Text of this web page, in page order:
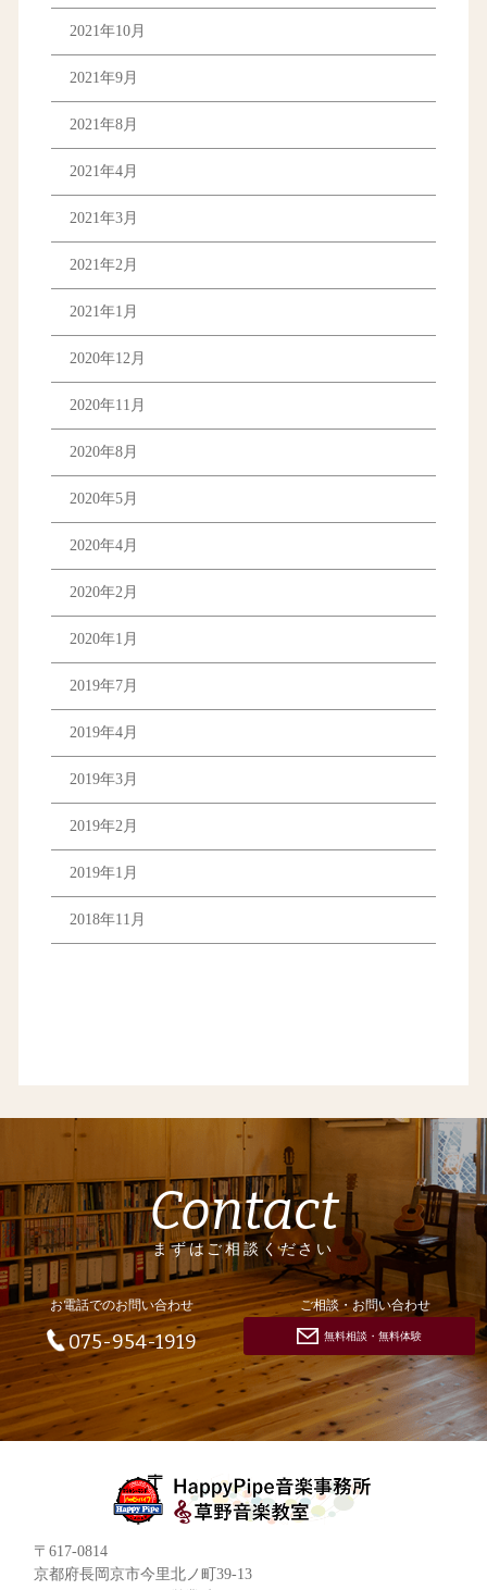
2021年10月
2021年9月
2021年8月
2021年4月
2021年3月
2021年2月
2021年1月
2020年12月
2020年11月
2020年8月
2020年5月
2020年4月
2020年2月
2020年1月
2019年7月
2019年4月
2019年3月
2019年2月
2019年1月
2018年11月
Contact
まずはご相談ください
お電話でのお問い合わせ
075-954-1919
ご相談・お問い合わせ
無料相談・無料体験
〒617-0814
京都府長岡京市今里北ノ町39-13